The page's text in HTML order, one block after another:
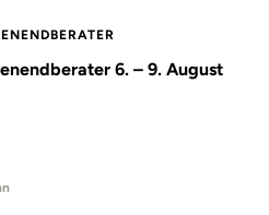
6. – 9. August